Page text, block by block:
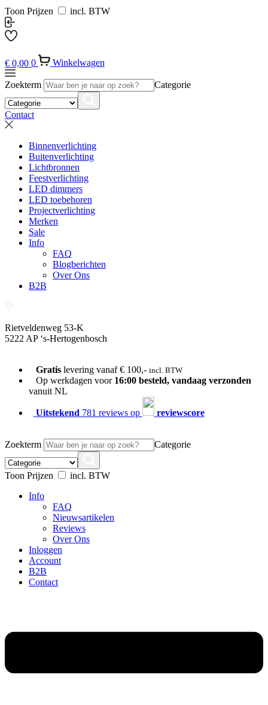
Toon Prijzen incl. BTW
€ 0,00 0 Winkelwagen
Zoekterm Categorie
Contact
Binnenverlichting
Buitenverlichting
Lichtbronnen
Feestverlichting
LED dimmers
LED toebehoren
Projectverlichting
Merken
Sale
Info
FAQ
Blogberichten
Over Ons
B2B
Rietveldenweg 53-K
5222 AP ‘s-Hertogenbosch
Gratislevering vanaf € 100,- incl. BTW
Op werkdagen voor 16:00 besteld, vandaag verzonden
vanuit NL
Uitstekend 781 reviews op reviewscore
Zoekterm Categorie
Toon Prijzen
incl. BTW
Info
FAQ
Nieuwsartikelen
Reviews
Over Ons
Inloggen
Account
B2B
Contact